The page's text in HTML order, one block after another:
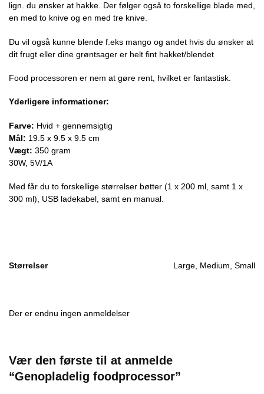
lign. du ønsker at hakke. Der følger også to forskellige blade med,
en med to knive og en med tre knive.
Du vil også kunne blende f.eks mango og andet hvis du ønsker at
dit frugt eller dine grøntsager er helt fint hakket/blendet
Food processoren er nem at gøre rent, hvilket er fantastisk.
Yderligere informationer:
Farve: Hvid + gennemsigtig
Mål: 19.5 x 9.5 x 9.5 cm
Vægt: 350 gram
30W, 5V/1A
Med får du to forskellige størrelser bøtter (1 x 200 ml, samt 1 x
300 ml), USB ladekabel, samt en manual.
Størrelser Large, Medium, Small
Der er endnu ingen anmeldelser
Vær den første til at anmelde
“Genopladelig foodprocessor”